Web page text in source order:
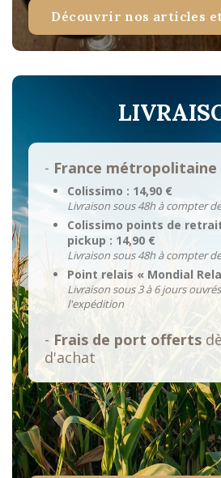
Découvrir nos articles
- France métropolitaine
Colissimo : 14,90 €
Livraison sous 48h à compter
Colissimo points de
pickup : 14,90 €
Livraison sous 48h à compter
Point relais « Mondial
Livraison sous 3 à 6 jours
l'expédition
- Frais de port offerts
d'achat